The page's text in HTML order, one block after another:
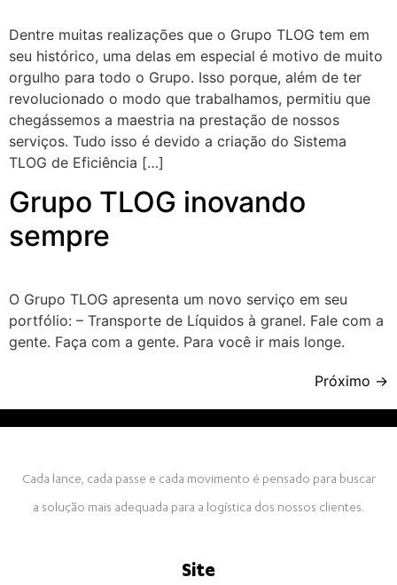
Dentre muitas realizações que o Grupo TLOG tem em
seu histórico, uma delas em especial é motivo de muito
orgulho para todo o Grupo. Isso porque, além de ter
revolucionado o modo que trabalhamos, permitiu que
chegássemos a maestria na prestação de nossos
serviços. Tudo isso é devido a criação do Sistema
TLOG de Eficiência […]
Grupo TLOG inovando
sempre
O Grupo TLOG apresenta um novo serviço em seu
portfólio: – Transporte de Líquidos à granel. Fale com a
gente. Faça com a gente. Para você ir mais longe.
Próximo →
Cada lance, cada passe e cada movimento é pensado para buscar
a solução mais adequada para a logística dos nossos clientes.
Site